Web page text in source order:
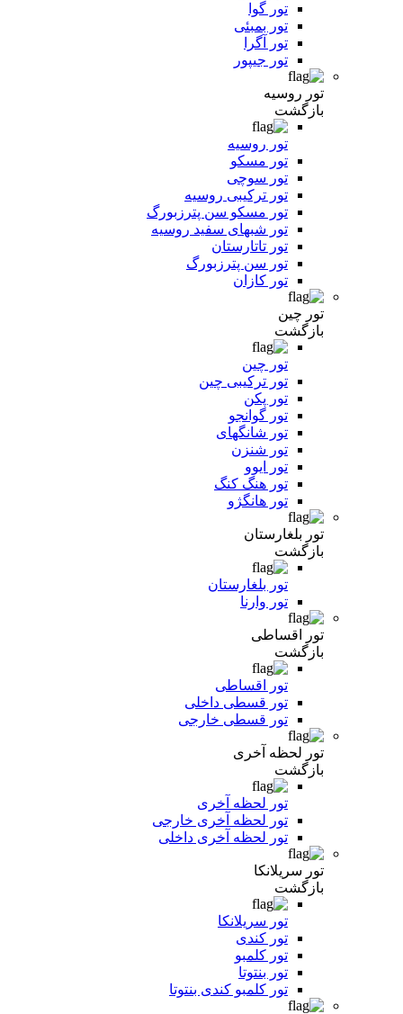
تور گوا
تور بمبئی
تور آگرا
تور جیپور
تور روسیه
بازگشت
تور روسیه
تور مسکو
تور سوچی
تور ترکیبی روسیه
تور مسکو سن پترزبورگ
تور شبهای سفید روسیه
تور تاتارستان
تور سن پترزبورگ
تور کازان
تور چین
بازگشت
تور چین
تور ترکیبی چین
تور پکن
تور گوانجو
تور شانگهای
تور شنزن
تور ایوو
تور هنگ کنگ
تور هانگژو
تور بلغارستان
بازگشت
تور بلغارستان
تور وارنا
تور اقساطی
بازگشت
تور اقساطی
تور قسطی داخلی
تور قسطی خارجی
تور لحظه آخری
بازگشت
تور لحظه آخری
تور لحظه آخری خارجی
تور لحظه آخری داخلی
تور سریلانکا
بازگشت
تور سریلانکا
تور کندی
تور کلمبو
تور بنتوتا
تور کلمبو کندی بنتوتا